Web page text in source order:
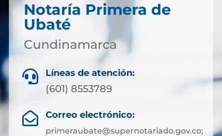
Notaría Primera de
Ubaté
Cundinamarca
 Líneas de atención:
(601) 8553789
 Correo electrónico:
primeraubate@supernotariado.gov.co;